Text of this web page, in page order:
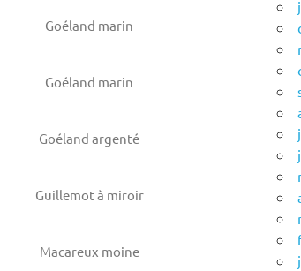
Goéland marin
Goéland marin
Goéland argenté
Guillemot à miroir
Macareux moine